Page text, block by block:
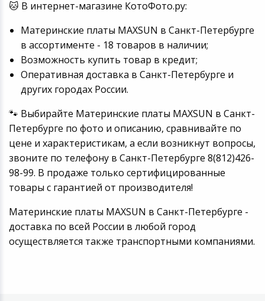
🐱 В интернет-магазине КотоФото.ру:
Материнские платы MAXSUN в Санкт-Петербурге
в ассортименте - 18 товаров в наличии;
Возможность купить товар в кредит;
Оперативная доставка в Санкт-Петербурге и
других городах России.
🐾 Выбирайте Материнские платы MAXSUN в Санкт-
Петербурге по фото и описанию, сравнивайте по
цене и характеристикам, а если возникнут вопросы,
звоните по телефону в Санкт-Петербурге 8(812)426-
98-99. В продаже только сертифицированные
товары с гарантией от производителя!
Материнские платы MAXSUN в Санкт-Петербурге -
доставка по всей России в любой город
осуществляется также транспортными компаниями.